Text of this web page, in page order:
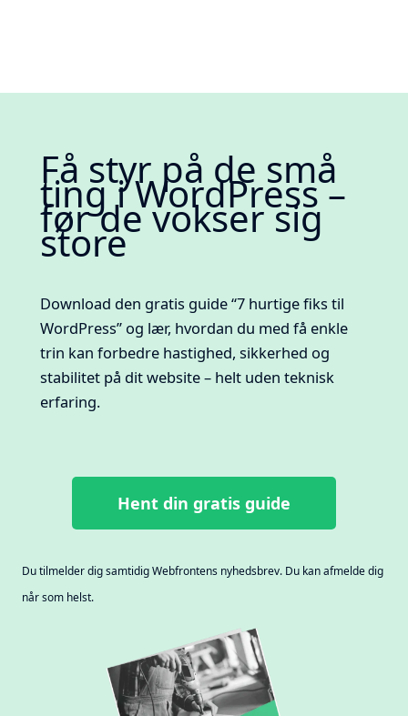
Få styr på de små
ting i WordPress –
før de vokser sig
store
Download den gratis guide “7 hurtige fiks til
WordPress” og lær, hvordan du med få enkle
trin kan forbedre hastighed, sikkerhed og
stabilitet på dit website – helt uden teknisk
erfaring.
Hent din gratis guide
Du tilmelder dig samtidig Webfrontens nyhedsbrev. Du kan afmelde dig
når som helst.